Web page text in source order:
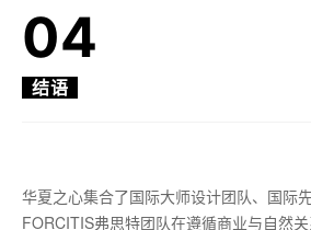
04
结语
华夏之心集合了国际大师设计团队、国际
FORCITIS弗思特团队在遵循商业与自然